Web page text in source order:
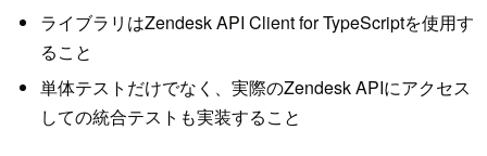
ライブラリはZendesk API Client for TypeScriptを使用す
ること
単体テストだけでなく、実際のZendesk APIにアクセス
しての統合テストも実装すること